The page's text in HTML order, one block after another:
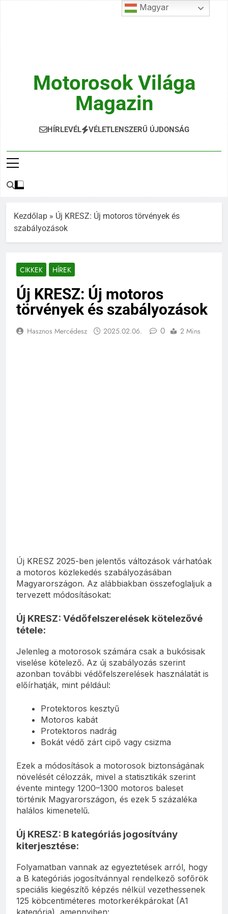
Motorosok Világa
Magazin
Hírek, Tesztek, Élmények Egy Helyen!
HÍRLEVÉL VÉLETLENSZERŰ ÚJDONSÁG
Kezdőlap » Új KRESZ: Új motoros törvények és
szabályozások
CIKKEK HÍREK
Új KRESZ: Új motoros
törvények és szabályozások
Hasznos Mercédesz 2025.02.06. 0 2 Mins
Új KRESZ 2025-ben jelentős változások várhatóak
a motoros közlekedés szabályozásában
Magyarországon. Az alábbiakban összefoglaljuk a
tervezett módosításokat:
Új KRESZ: Védőfelszerelések kötelezővé
tétele:
Jelenleg a motorosok számára csak a bukósisak
viselése kötelező. Az új szabályozás szerint
azonban további védőfelszerelések használatát is
előírhatják, mint például:
Protektoros kesztyű
Motoros kabát
Protektoros nadrág
Bokát védő zárt cipő vagy csizma
Ezek a módosítások a motorosok biztonságának
növelését célozzák, mivel a statisztikák szerint
évente mintegy 1200–1300 motoros baleset
történik Magyarországon, és ezek 5 százaléka
halálos kimenetelű.
Új KRESZ: B kategóriás jogosítvány
kiterjesztése:
Folyamatban vannak az egyeztetések arról, hogy
a B kategóriás jogosítvánnyal rendelkező sofőrök
speciális kiegészítő képzés nélkül vezethessenek
125 köbcentiméteres motorkerékpárokat (A1
kategória), amennyiben:
Magyar